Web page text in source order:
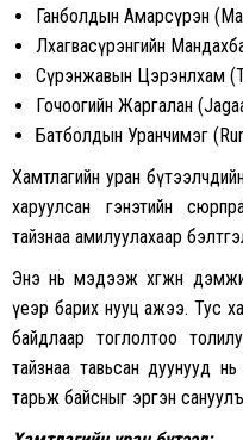
Ганболдын Амарсүрэн
Лхагвасүрэнгийн
Сүрэнжавын Цэрэнлхам
Гочоогийн Жаргалан
Батболдын Уранчимэг
Хамтлагийн уран бүтээлчдийн
харуулсан гэнэтийн
тайзнаа амилуулахаар
Энэ нь мэдээж хөгжөөн
үеэр барих нууц ажээ. Тус
байдлаар тоглолтоо
тайзнаа тавьсан дуунууд
тарьж байсныг эргэн